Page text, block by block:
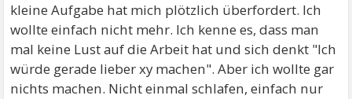
kleine Aufgabe hat mich plötzlich überfordert. Ich
wollte einfach nicht mehr. Ich kenne es, dass man
mal keine Lust auf die Arbeit hat und sich denkt "Ich
würde gerade lieber xy machen". Aber ich wollte gar
nichts machen. Nicht einmal schlafen, einfach nur